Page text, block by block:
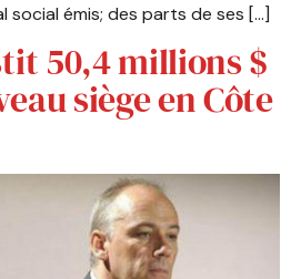
social émis; des parts de ses […]
50,4 millions $
siège en Côte